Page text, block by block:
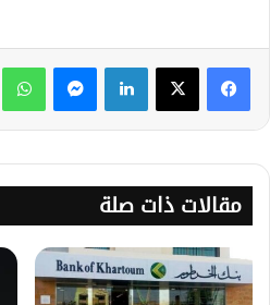
لينكدإن ماسنجر
مقالات ذات صلة